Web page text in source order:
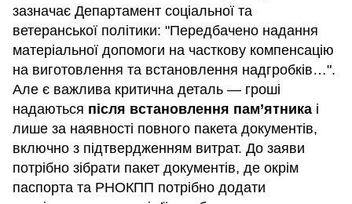
зазначає Департамент соціальної та
ветеранської політики: "Передбачено надання
матеріальної допомоги на часткову компенсацію
на виготовлення та встановлення надгробків…".
Але є важлива критична деталь — гроші
надаються після встановлення пам’ятника і
лише за наявності повного пакета документів,
включно з підтвердженням витрат. До заяви
потрібно зібрати пакет документів, де окрім
паспорта та РНОКПП потрібно додати